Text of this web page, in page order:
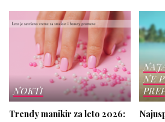
NOKTI
Trendy manikir za leto 2026:
NE